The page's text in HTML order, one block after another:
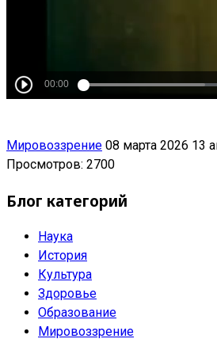
Мировоззрение 08 марта 2026 13
Просмотров: 2700
Блог категорий
Наука
История
Культура
Здоровье
Образование
Мировоззрение